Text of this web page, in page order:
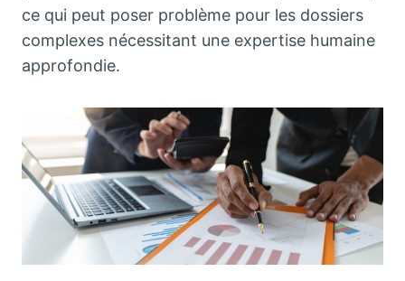
ce qui peut poser problème pour les dossiers
complexes nécessitant une expertise humaine
approfondie.